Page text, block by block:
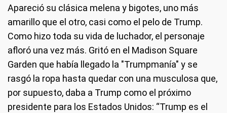
Apareció su clásica melena y bigotes, uno más
amarillo que el otro, casi como el pelo de Trump.
Como hizo toda su vida de luchador, el personaje
afloró una vez más. Gritó en el Madison Square
Garden que había llegado la "Trumpmanía" y se
rasgó la ropa hasta quedar con una musculosa que,
por supuesto, daba a Trump como el próximo
presidente para los Estados Unidos: “Trump es el